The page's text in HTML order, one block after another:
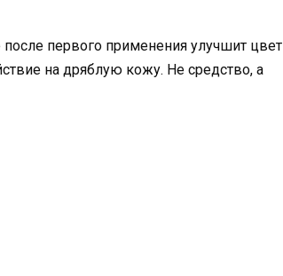
первого применения улучшит цвет
на дряблую кожу. Не средство, а